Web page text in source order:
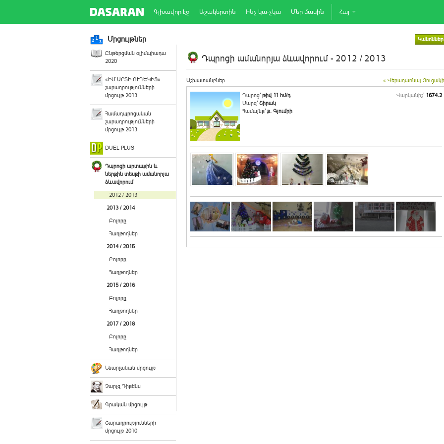
Գլխավոր էջ Աշակերտին Ինչ կա-չկա Մեր մասին Հայ
Մրցույթներ Կանոններ
Ընթերցման օլիմպիադա
2020
«ԻՄ ՍՐՏԻ ՈՒՂԵԿԻՑ»
շարադրությունների
մրցույթ 2013
Համադպրոցական
շարադրությունների
մրցույթ 2013
DUEL PLUS
Դպրոցի արտաքին և
ներքին տեսքի ամանորյա
ձևավորում
2012 / 2013
2013 / 2014
Բոլորը
Հաղթողներ
2014 / 2015
Բոլորը
Հաղթողներ
2015 / 2016
Բոլորը
Հաղթողներ
2017 / 2018
Բոլորը
Հաղթողներ
Նկարչական մրցույթ
Չարլզ Դիքենս
Գրական մրցույթ
Շարադրությունների
մրցույթ 2010
Դպրոցի ամանորյա ձևավորում - 2012 / 2013
Աշխատանքներ « Վերադառնալ
Դպրոց`թիվ 11 հմ/դ
Մարզ`Շիրակ
Համայնք`ք. Գյումրի
Վարկանիշ՝ 1674.2